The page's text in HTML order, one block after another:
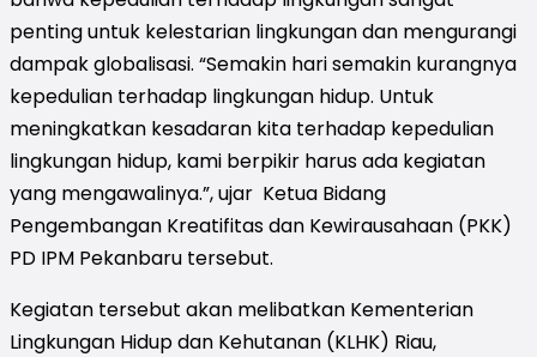
penting untuk kelestarian lingkungan dan mengurangi
dampak globalisasi. “Semakin hari semakin kurangnya
kepedulian terhadap lingkungan hidup. Untuk
meningkatkan kesadaran kita terhadap kepedulian
lingkungan hidup, kami berpikir harus ada kegiatan
yang mengawalinya.”, ujar Ketua Bidang
Pengembangan Kreatifitas dan Kewirausahaan (PKK)
PD IPM Pekanbaru tersebut.
Kegiatan tersebut akan melibatkan Kementerian
Lingkungan Hidup dan Kehutanan (KLHK) Riau,